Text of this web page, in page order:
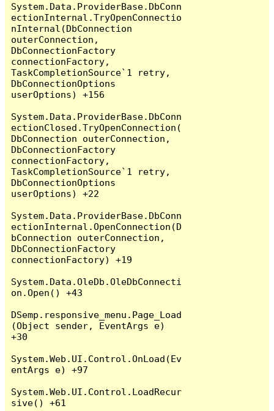
System.Data.ProviderBase.DbConn
ectionInternal.TryOpenConnectio
nInternal(DbConnection
outerConnection,
DbConnectionFactory
connectionFactory,
TaskCompletionSource`1 retry,
DbConnectionOptions
userOptions) +156
System.Data.ProviderBase.DbConn
ectionClosed.TryOpenConnection(
DbConnection outerConnection,
DbConnectionFactory
connectionFactory,
TaskCompletionSource`1 retry,
DbConnectionOptions
userOptions) +22
System.Data.ProviderBase.DbConn
ectionInternal.OpenConnection(D
bConnection outerConnection,
DbConnectionFactory
connectionFactory) +19
System.Data.OleDb.OleDbConnecti
on.Open() +43
DSemp.responsive_menu.Page_Load
(Object sender, EventArgs e)
+30
System.Web.UI.Control.OnLoad(Ev
entArgs e) +97
System.Web.UI.Control.LoadRecur
sive() +61